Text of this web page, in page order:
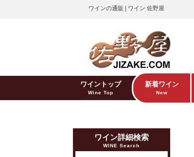
ワインの通販 | ワイン 佐野屋
ワイントップ
Wine Top
新着ワイン
New
ワイン詳細検索
WINE Search